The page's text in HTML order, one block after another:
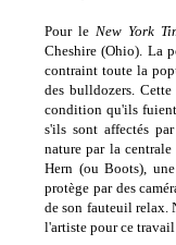
Pour le New York
Cheshire (Ohio). La
contraint toute la
des bulldozers.
condition qu'ils
s'ils sont affectés
nature par la
Hern (ou Boots),
protège par des
de son fauteuil relax.
l'artiste pour ce